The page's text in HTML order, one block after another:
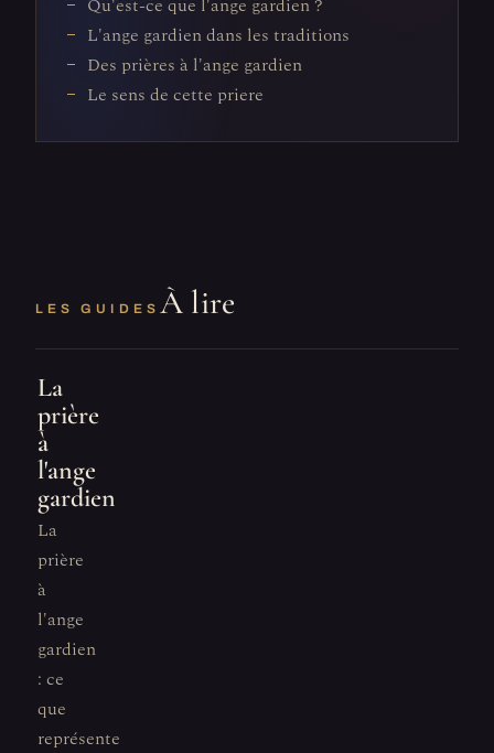
Qu'est-ce que l'ange gardien ?
L'ange gardien dans les traditions
Des prières à l'ange gardien
Le sens de cette priere
LES GUIDES À lire
La
prière
à
l'ange
gardien
La
prière
à
l'ange
gardien
: ce
que
représente